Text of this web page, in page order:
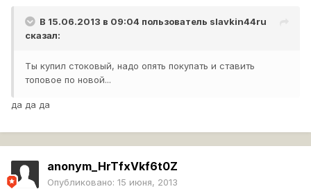
В 15.06.2013 в 09:04 пользователь slavkin44ru
сказал:
Ты купил стоковый, надо опять покупать и ставить
топовое по новой...
да да да
anonym_HrTfxVkf6t0Z
Опубликовано: 15 июня, 2013